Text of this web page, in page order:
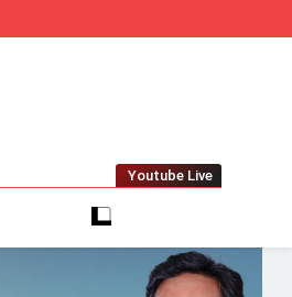
Youtube Live